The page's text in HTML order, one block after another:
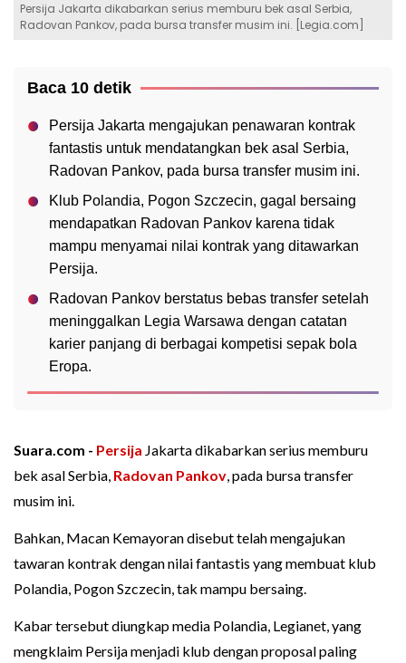
Persija Jakarta dikabarkan serius memburu bek asal Serbia,
Radovan Pankov, pada bursa transfer musim ini. [Legia.com]
Baca 10 detik
Persija Jakarta mengajukan penawaran kontrak
fantastis untuk mendatangkan bek asal Serbia,
Radovan Pankov, pada bursa transfer musim ini.
Klub Polandia, Pogon Szczecin, gagal bersaing
mendapatkan Radovan Pankov karena tidak
mampu menyamai nilai kontrak yang ditawarkan
Persija.
Radovan Pankov berstatus bebas transfer setelah
meninggalkan Legia Warsawa dengan catatan
karier panjang di berbagai kompetisi sepak bola
Eropa.
Suara.com - Persija Jakarta dikabarkan serius memburu
bek asal Serbia, Radovan Pankov, pada bursa transfer
musim ini.
Bahkan, Macan Kemayoran disebut telah mengajukan
tawaran kontrak dengan nilai fantastis yang membuat klub
Polandia, Pogon Szczecin, tak mampu bersaing.
Kabar tersebut diungkap media Polandia, Legianet, yang
mengklaim Persija menjadi klub dengan proposal paling